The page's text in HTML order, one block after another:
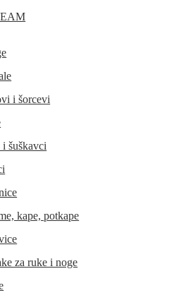
i šorcevi
i šuškavci
kape, potkape
za ruke i noge